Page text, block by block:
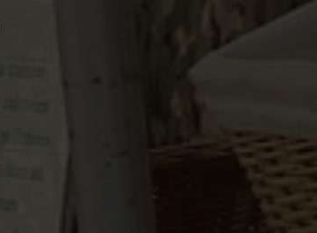
Next